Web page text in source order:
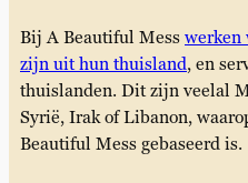
Bij A Beautiful Messwerken
zijn uit hun thuisland, en
thuislanden. Dit zijn veelal
Syrië, Irak of Libanon,
Beautiful Mess gebaseerd is.